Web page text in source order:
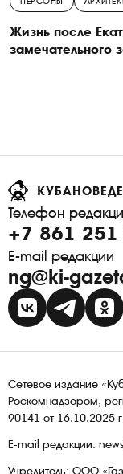
Жизнь после
замечательного
Телефон
+7 861
E-mail редакции
ng@ki-
Сетевое издание
Роскомнадзором,
90141 от 16.10.2025
E-mail редакции:
Учредитель: ООО